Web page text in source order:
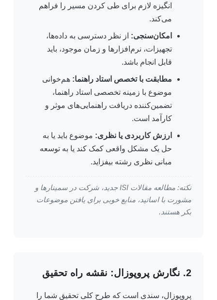
انگیزه لازم برای طی کردن مسیر را فراهم
می‌کند.
امکان‌سنجی: از نظر دسترسی به داده‌ها،
تجهیزات، نرم‌افزارها و زمان موجود، باید
قابل انجام باشد.
مطابقت با تخصص استاد راهنما: هم‌خوانی
موضوع با زمینه تخصصی استاد راهنما،
تضمین‌کننده دریافت راهنمایی‌های موثر و
کارآمد است.
ارزش کاربردی یا نظری: موضوع باید یا به
حل یک مشکل واقعی کمک کند یا به توسعه
مبانی نظری رشته بیفزاید.
نکته: مطالعه مقالات ISI جدید، شرکت در سمینارها و
مشورت با اساتید، منابع خوبی برای یافتن موضوعات
بکر هستند.
2. نگارش پروپوزال: نقشه راه تحقیق
پروپوزال، سندی است که طرح کلی تحقیق شما را